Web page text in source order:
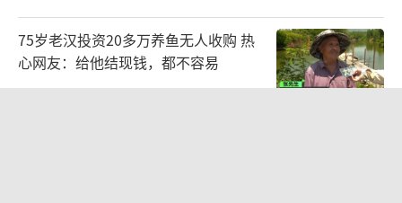
75岁老汉投资20多万养鱼无人收购 热
心网友：给他结现钱，都不容易
2026-08-06 16:44:32